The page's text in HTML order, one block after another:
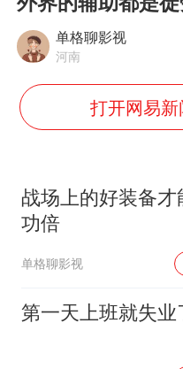
南
多
李
中
单格聊影视
河南
打开网易
战场上的好装备才
功倍
单格聊影视
第一天上班就失业